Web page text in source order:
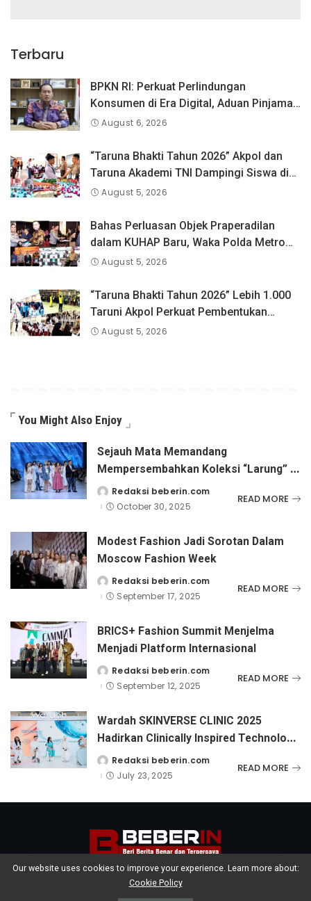
Terbaru
BPKN RI: Perkuat Perlindungan
Konsumen di Era Digital, Aduan Pinjaman
Online Masih Menjadi Perhatian Serius
August 6, 2026
“Taruna Bhakti Tahun 2026” Akpol dan
Taruna Akademi TNI Dampingi Siswa di
73 Sekolah Rakyat
August 5, 2026
Bahas Perluasan Objek Praperadilan
dalam KUHAP Baru, Waka Polda Metro
Jaya Buka Seminar Hukum
August 5, 2026
“Taruna Bhakti Tahun 2026” Lebih 1.000
Taruni Akpol Perkuat Pembentukan
Karakter Siswa Sekolah Rakyat
August 5, 2026
You Might Also Enjoy
Sejauh Mata Memandang
Mempersembahkan Koleksi “Larung” di
Jakarta Fashion Week 2026
Posted
by
Redaksi beberin.com
October 30, 2025
READ MORE
Modest Fashion Jadi Sorotan Dalam
Moscow Fashion Week
Posted
by
Redaksi beberin.com
September 17, 2025
READ MORE
BRICS+ Fashion Summit Menjelma
Menjadi Platform Internasional
Posted
by
Redaksi beberin.com
September 12, 2025
READ MORE
Wardah SKINVERSE CLINIC 2025
Hadirkan Clinically Inspired Technology
For Non-Invasive Treatments
Posted
by
Redaksi beberin.com
July 23, 2025
READ MORE
Our website uses cookies to improve your experience. Learn more about:
Cookie Policy